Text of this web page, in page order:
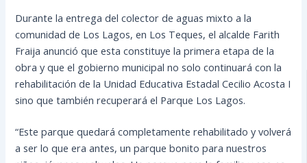
Durante la entrega del colector de aguas mixto a la
comunidad de Los Lagos, en Los Teques, el alcalde Farith
Fraija anunció que esta constituye la primera etapa de la
obra y que el gobierno municipal no solo continuará con la
rehabilitación de la Unidad Educativa Estadal Cecilio Acosta I
sino que también recuperará el Parque Los Lagos.
“Este parque quedará completamente rehabilitado y volverá
a ser lo que era antes,un parque bonito para nuestros